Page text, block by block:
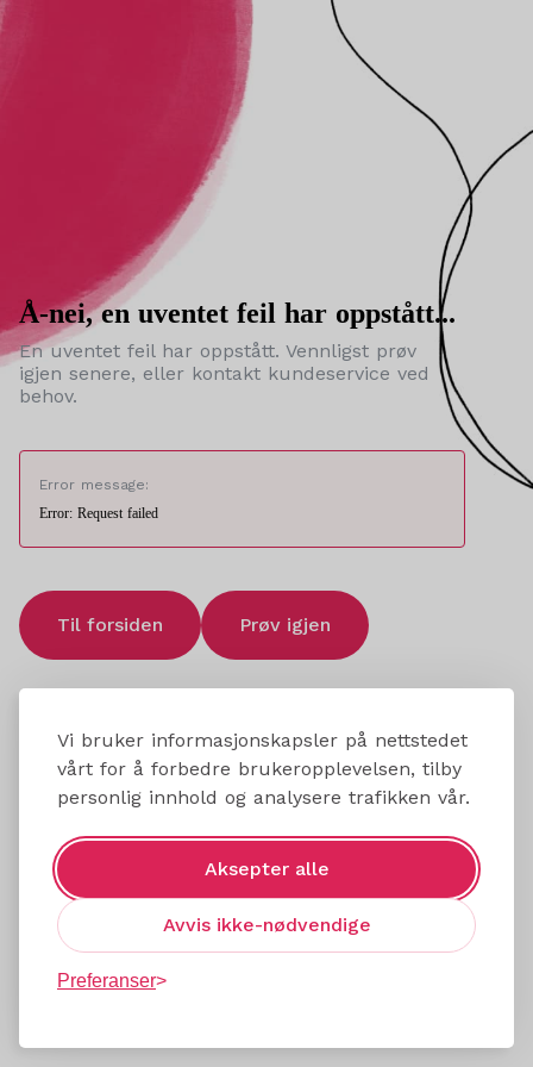
Vi bruker informasjonskapsler på nettstedet
vårt for å forbedre brukeropplevelsen, tilby
personlig innhold og analysere trafikken vår.
Aksepter alle
Avvis ikke-nødvendige
Preferanser
Å-nei, en uventet feil har oppstått...
En uventet feil har oppstått. Vennligst prøv
igjen senere, eller kontakt kundeservice ved
behov.
Error message:
Error: Request failed
Til forsiden Prøv igjen